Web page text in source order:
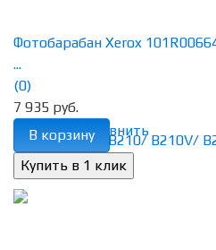
избранное сравнить
Фотобарабан Xerox
...
(0)
7 935 руб.
В корзину